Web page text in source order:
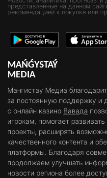
представленные на данном
рекомендацией к покупке или
MAŃǴYSTAÝ
MEDIA
Мангистау Медиа
за постоянную поддержку и
с онлайн казино Вавада
игрокам, помогает
проекты, расширять
качественного контента и
платформы. Благодаря
продолжаем улучшать
новости региона более